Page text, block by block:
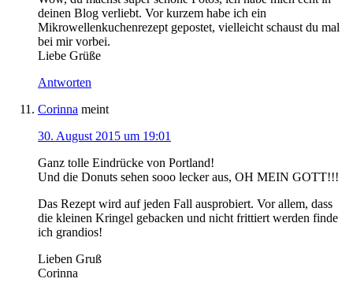
deinen Blog verliebt. Vor kurzem habe ich ein
Mikrowellenkuchenrezept gepostet, vielleicht schaust du mal
bei mir vorbei.
Liebe Grüße
Antworten
Corinna meint
30. August 2015 um 19:01
Ganz tolle Eindrücke von Portland!
Und die Donuts sehen sooo lecker aus, OH MEIN GOTT!!!
Das Rezept wird auf jeden Fall ausprobiert. Vor allem, dass
die kleinen Kringel gebacken und nicht frittiert werden finde
ich grandios!
Lieben Gruß
Corinna